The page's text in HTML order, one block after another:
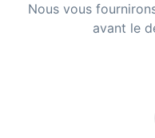
Nous vous
avant le